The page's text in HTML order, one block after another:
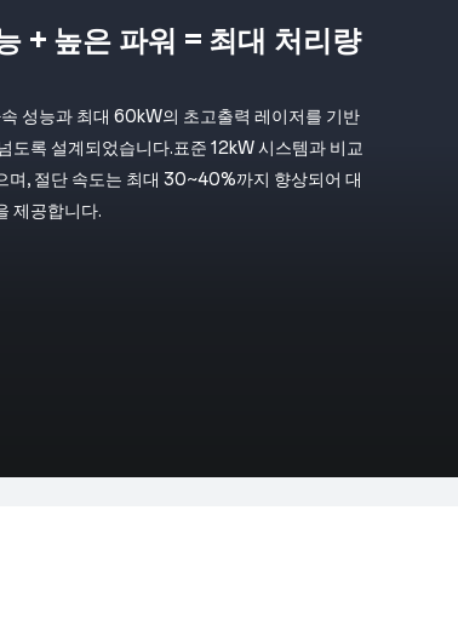
+ 높은 파워 = 최대 처리량
성능과 최대 60kW의 초고출력 레이저를 기반
도록 설계되었습니다.표준 12kW 시스템과 비교
며, 절단 속도는 최대 30~40%까지 향상되어 대
제공합니다.